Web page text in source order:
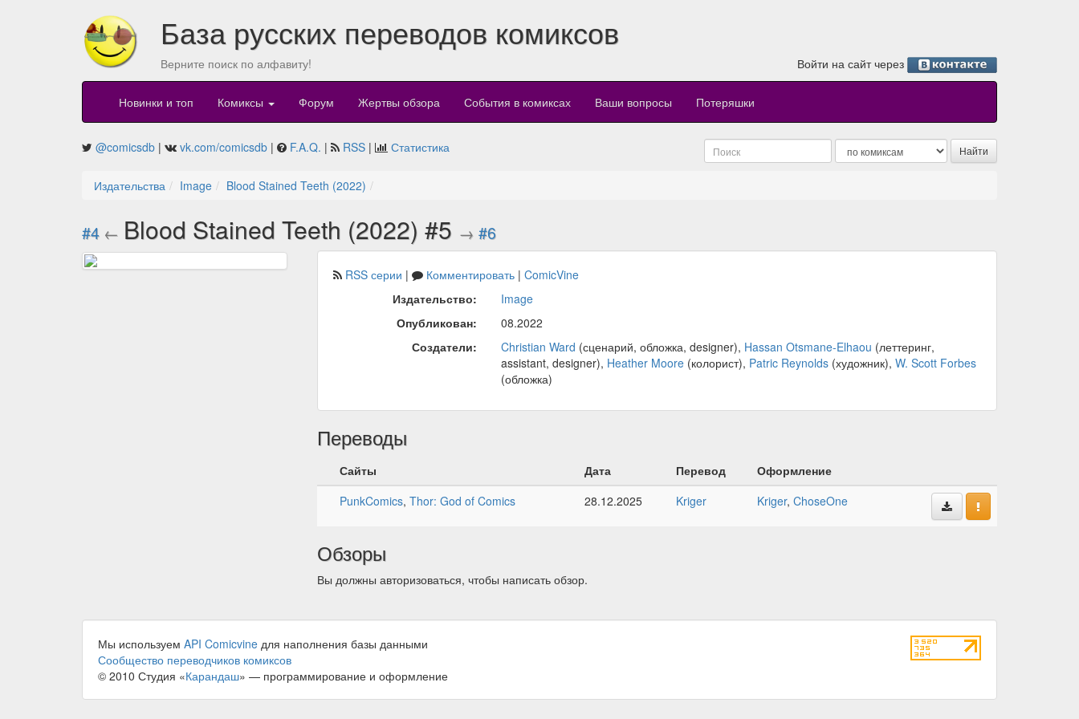
База русских переводов комиксов
Верните поиск по алфавиту! Войти на сайт через
Новинки и топ Комиксы Форум Жертвы обзора События в комиксах Ваши вопросы Потеряшки
@comicsdb | vk.com/comicsdb | F.A.Q. | RSS | Статистика
Издательства Image Blood Stained Teeth (2022)
#4 ← Blood Stained Teeth (2022) #5 → #6
RSS серии | Комментировать| ComicVine
Издательство:
Image
Опубликован:
08.2022
Создатели:
Christian Ward (сценарий, обложка, designer), Hassan Otsmane-Elhaou (леттеринг,
assistant, designer), Heather Moore(колорист), Patric Reynolds(художник), W. Scott Forbes
(обложка)
Переводы
Сайты Дата Перевод
Оформление
PunkComics, Thor: God of Comics 28.12.2025 Kriger Kriger, ChoseOne
Обзоры
Вы должны авторизоваться, чтобы написать обзор.
Мы используем API Comicvine для наполнения базы данными
Сообщество переводчиков комиксов
© 2010 Студия «Карандаш» — программирование и оформление